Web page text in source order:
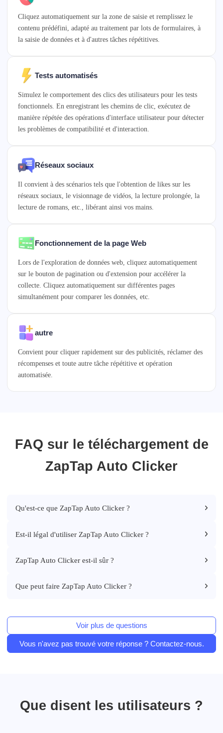
Cliquez automatiquement sur la zone de saisie et remplissez le
contenu prédéfini, adapté au traitement par lots de formulaires, à
la saisie de données et à d'autres tâches répétitives.
Tests automatisés
Simulez le comportement des clics des utilisateurs pour les tests
fonctionnels. En enregistrant les chemins de clic, exécutez de
manière répétée des opérations d'interface utilisateur pour détecter
les problèmes de compatibilité et d'interaction.
Réseaux sociaux
Il convient à des scénarios tels que l'obtention de likes sur les
réseaux sociaux, le visionnage de vidéos, la lecture prolongée, la
lecture de romans, etc., libérant ainsi vos mains.
Fonctionnement de la page Web
Lors de l'exploration de données web, cliquez automatiquement
sur le bouton de pagination ou d'extension pour accélérer la
collecte. Cliquez automatiquement sur différentes pages
simultanément pour comparer les données, etc.
autre
Convient pour cliquer rapidement sur des publicités, réclamer des
récompenses et toute autre tâche répétitive et opération
automatisée.
FAQ sur le téléchargement de
ZapTap Auto Clicker
Qu'est-ce que ZapTap Auto Clicker ?
Est-il légal d'utiliser ZapTap Auto Clicker ?
ZapTap Auto Clicker est-il sûr ?
Que peut faire ZapTap Auto Clicker ?
Voir plus de questions
Vous n'avez pas trouvé votre réponse ? Contactez-nous.
Que disent les utilisateurs ?